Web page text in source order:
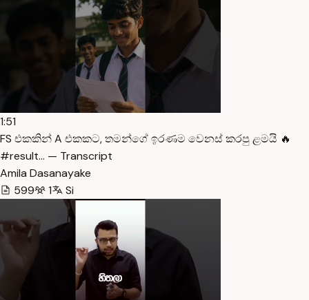
1:51
FS එකකින් A එකකට, තමන්ගේ ඉරණම වෙනස් කරපු ළමයි 🔥
#result… — Transcript
Amila Dasanayake
599
1 Si